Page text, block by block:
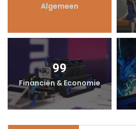
Algemeen
99
Financiën & Economie